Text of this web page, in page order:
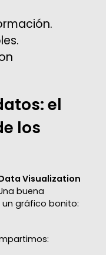
el
los
Visualization
buena
gráfico bonito: